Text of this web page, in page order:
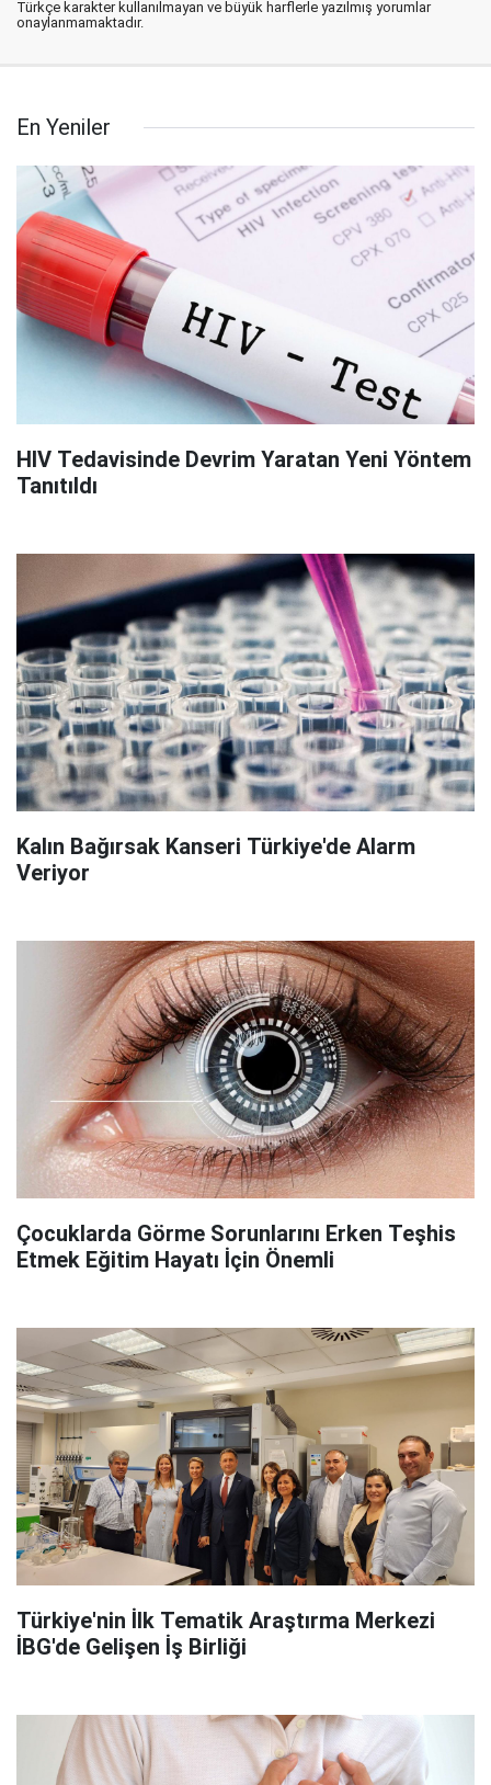
Türkçe karakter kullanılmayan ve büyük harflerle yazılmış yorumlar
onaylanmamaktadır.
En Yeniler
HIV Tedavisinde Devrim Yaratan Yeni Yöntem
Tanıtıldı
Kalın Bağırsak Kanseri Türkiye'de Alarm
Veriyor
Çocuklarda Görme Sorunlarını Erken Teşhis
Etmek Eğitim Hayatı İçin Önemli
Türkiye'nin İlk Tematik Araştırma Merkezi
İBG'de Gelişen İş Birliği